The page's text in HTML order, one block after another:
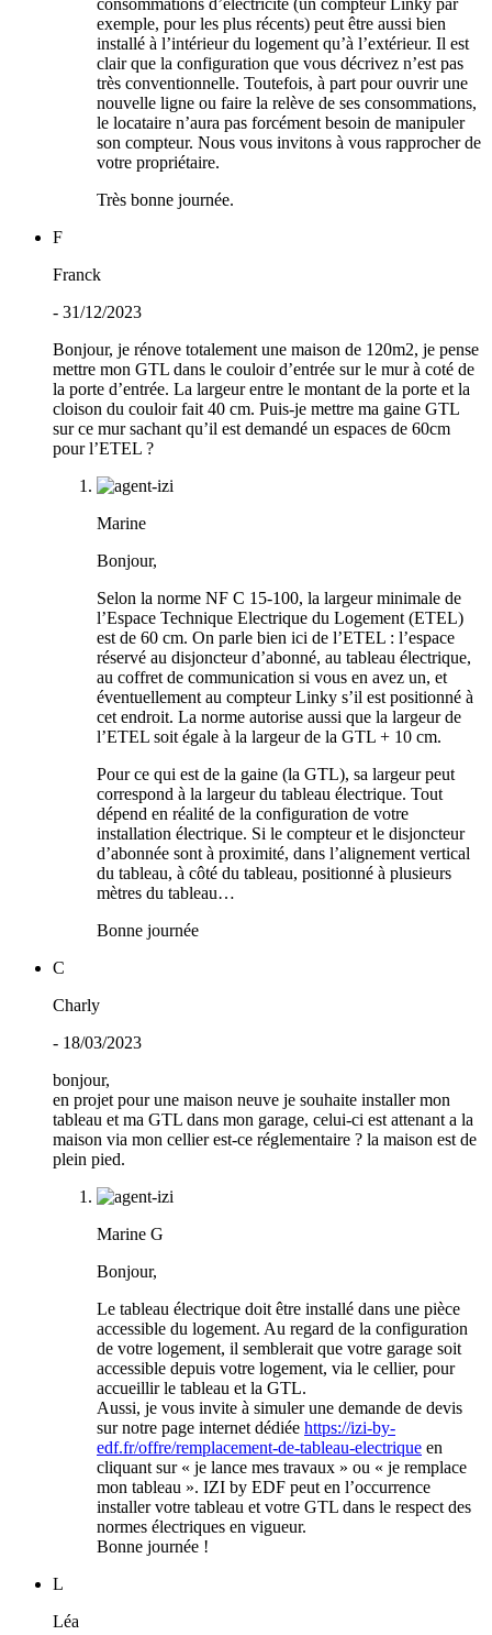
exemple, pour les plus récents) peut être aussi bien
installé à l’intérieur du logement qu’à l’extérieur. Il est
clair que la configuration que vous décrivez n’est pas
très conventionnelle. Toutefois, à part pour ouvrir une
nouvelle ligne ou faire la relève de ses consommations,
le locataire n’aura pas forcément besoin de manipuler
son compteur. Nous vous invitons à vous rapprocher de
votre propriétaire.
Très bonne journée.
F
Franck
- 31/12/2023
Bonjour, je rénove totalement une maison de 120m2, je pense
mettre mon GTL dans le couloir d’entrée sur le mur à coté de
la porte d’entrée. La largeur entre le montant de la porte et la
cloison du couloir fait 40 cm. Puis-je mettre ma gaine GTL
sur ce mur sachant qu’il est demandé un espaces de 60cm
pour l’ETEL ?
Marine
Bonjour,
Selon la norme NF C 15-100, la largeur minimale de
l’Espace Technique Electrique du Logement (ETEL)
est de 60 cm. On parle bien ici de l’ETEL : l’espace
réservé au disjoncteur d’abonné, au tableau électrique,
au coffret de communication si vous en avez un, et
éventuellement au compteur Linky s’il est positionné à
cet endroit. La norme autorise aussi que la largeur de
l’ETEL soit égale à la largeur de la GTL + 10 cm.
Pour ce qui est de la gaine (la GTL), sa largeur peut
correspond à la largeur du tableau électrique. Tout
dépend en réalité de la configuration de votre
installation électrique. Si le compteur et le disjoncteur
d’abonnée sont à proximité, dans l’alignement vertical
du tableau, à côté du tableau, positionné à plusieurs
mètres du tableau…
Bonne journée
C
Charly
- 18/03/2023
bonjour,
en projet pour une maison neuve je souhaite installer mon
tableau et ma GTL dans mon garage, celui-ci est attenant a la
maison via mon cellier est-ce réglementaire ? la maison est de
plein pied.
Marine G
Bonjour,
Le tableau électrique doit être installé dans une pièce
accessible du logement. Au regard de la configuration
de votre logement, il semblerait que votre garage soit
accessible depuis votre logement, via le cellier, pour
accueillir le tableau et la GTL.
Aussi, je vous invite à simuler une demande de devis
sur notre page internet dédiée https://izi-by-
edf.fr/offre/remplacement-de-tableau-electrique en
cliquant sur « je lance mes travaux » ou « je remplace
mon tableau ». IZI by EDF peut en l’occurrence
installer votre tableau et votre GTL dans le respect des
normes électriques en vigueur.
Bonne journée !
L
Léa